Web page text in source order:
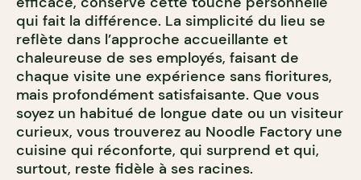
qui fait la différence. La simplicité du lieu se
reflète dans l’approche accueillante et
chaleureuse de ses employés, faisant de
chaque visite une expérience sans fioritures,
mais profondément satisfaisante. Que vous
soyez un habitué de longue date ou un visiteur
curieux, vous trouverez au Noodle Factory une
cuisine qui réconforte, qui surprend et qui,
surtout, reste fidèle à ses racines.